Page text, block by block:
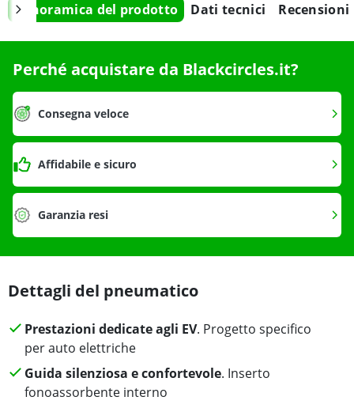
Panoramica del prodotto Dati tecnici Recensioni
Perché acquistare da Blackcircles.it?
Consegna veloce
Affidabile e sicuro
Garanzia resi
Dettagli del pneumatico
Prestazioni dedicate agli EV. Progetto specifico
per auto elettriche
Guida silenziosa e confortevole. Inserto
fonoassorbente interno